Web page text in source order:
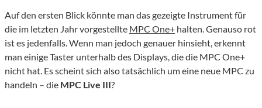
Auf den ersten Blick könnte man das gezeigte Instrument für
die im letzten Jahr vorgestellte MPC One+ halten. Genauso rot
ist es jedenfalls. Wenn man jedoch genauer hinsieht, erkennt
man einige Taster unterhalb des Displays, die die MPC One+
nicht hat. Es scheint sich also tatsächlich um eine neue MPC zu
handeln – die MPC Live III?